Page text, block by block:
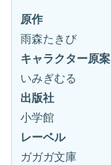
原作
雨森たきび
キャラクター原案
いみぎむる
出版社
小学館
レーベル
ガガガ文庫